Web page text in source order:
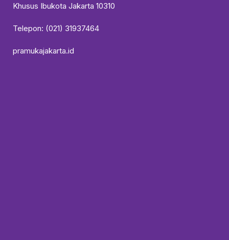
Khusus Ibukota Jakarta 10310
Telepon: (021) 31937464
pramukajakarta.id